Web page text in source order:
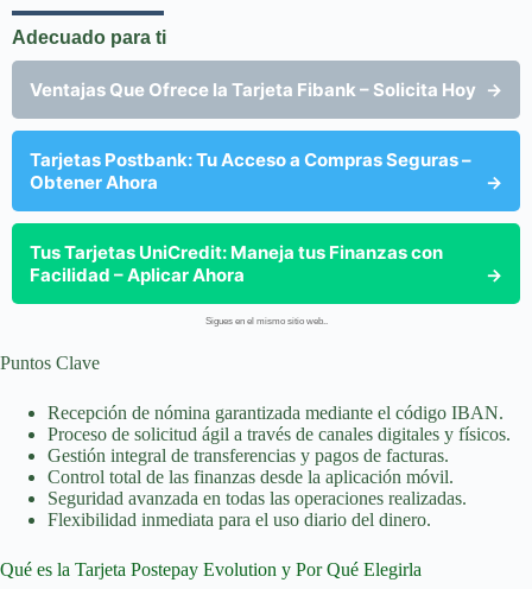
Adecuado para ti
Ventajas Que Ofrece la Tarjeta Fibank – Solicita Hoy →
Tarjetas Postbank: Tu Acceso a Compras Seguras –
Obtener Ahora
→
Tus Tarjetas UniCredit: Maneja tus Finanzas con
Facilidad – Aplicar Ahora
→
Sigues en el mismo sitio web..
Puntos Clave
Recepción de nómina garantizada mediante el código IBAN.
Proceso de solicitud ágil a través de canales digitales y físicos.
Gestión integral de transferencias y pagos de facturas.
Control total de las finanzas desde la aplicación móvil.
Seguridad avanzada en todas las operaciones realizadas.
Flexibilidad inmediata para el uso diario del dinero.
Qué es la Tarjeta Postepay Evolution y Por Qué Elegirla